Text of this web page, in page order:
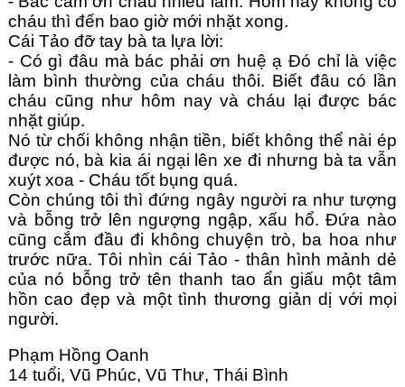
cháu thì đến bao giờ mới nhặt xong.
Cái Tảo đỡ tay bà ta lựa lời:
- Có gì đâu mà bác phải ơn huệ ạ Đó chỉ là việc
làm bình thường của cháu thôi. Biết đâu có lần
cháu cũng như hôm nay và cháu lại được bác
nhặt giúp.
Nó từ chối không nhận tiền, biết không thể nài ép
được nó, bà kia ái ngại lên xe đi nhưng bà ta vẫn
xuýt xoa - Cháu tốt bụng quá.
Còn chúng tôi thì đứng ngây người ra như tượng
và bỗng trở lên ngượng ngập, xấu hổ. Đứa nào
cũng cắm đầu đi không chuyện trò, ba hoa như
trước nữa. Tôi nhìn cái Tảo - thân hình mảnh dẻ
của nó bỗng trở tên thanh tao ẩn giấu một tâm
hồn cao đẹp và một tình thương giản dị với mọi
người.
Phạm Hồng Oanh
14 tuổi, Vũ Phúc, Vũ Thư, Thái Bình